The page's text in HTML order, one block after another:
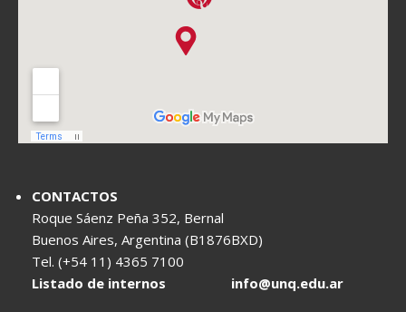
CONTACTOS
Roque Sáenz Peña 352, Bernal
Buenos Aires, Argentina (B1876BXD)
Tel. (+54 11) 4365 7100
Listado de internos
info@unq.edu.ar